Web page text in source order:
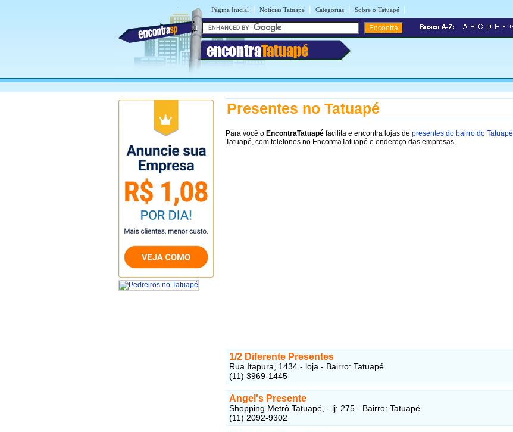
Página Inicial | Notícias Tatuapé | Categorias | Sobre o Tatuapé |
encontraTatuapé
Presentes no Tatuapé
Para você o EncontraTatuapé facilita e encontra lojas de presentes do bairro do Tatuapé
Tatuapé, com telefones no EncontraTatuapé e endereço das empresas.
1/2 Diferente Presentes
Rua Itapura, 1434 - loja - Bairro: Tatuapé
(11) 3969-1445
Angel's Presente
Shopping Metrô Tatuapé, - lj: 275 - Bairro: Tatuapé
(11) 2092-9302